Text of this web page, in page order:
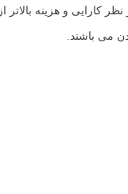
کارایی و هزینه بالاتر
می باشند.